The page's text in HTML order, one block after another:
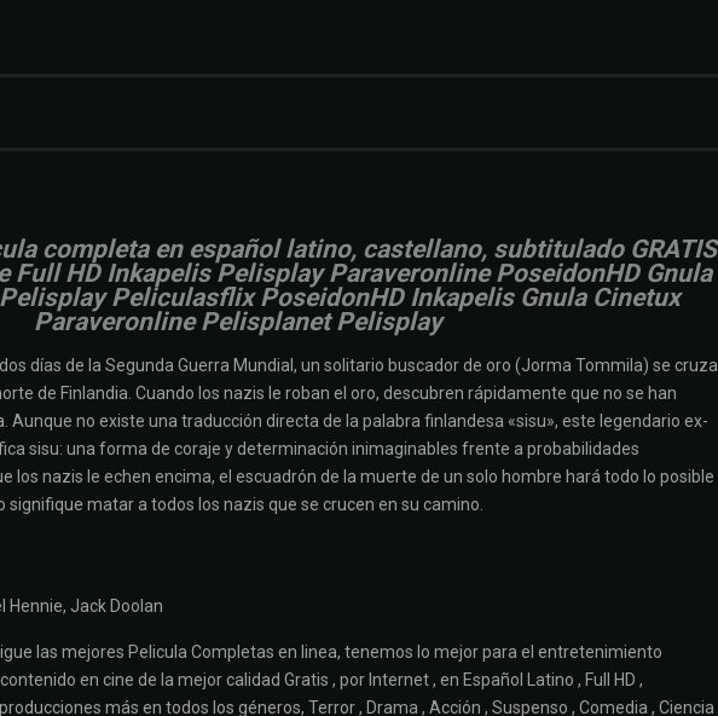
completa en español latino, castellano, subtitulado GRATIS
Full HD Inkapelis Pelisplay Paraveronline PoseidonHD Gnula
Peliculasflix PoseidonHD Inkapelis Gnula Cinetux
Paraveronline Pelisplanet Pelisplay
días de la Segunda Guerra Mundial, un solitario buscador de oro (Jorma Tommila) se cruza
de Finlandia. Cuando los nazis le roban el oro, descubren rápidamente que no se han
Aunque no existe una traducción directa de la palabra finlandesa «sisu», este legendario ex-
sisu: una forma de coraje y determinación inimaginables frente a probabilidades
los nazis le echen encima, el escuadrón de la muerte de un solo hombre hará todo lo posible
signifique matar a todos los nazis que se crucen en su camino.
Hennie, Jack Doolan
las mejores Pelicula Completas en linea, tenemos lo mejor para el entretenimiento
en cine de la mejor calidad Gratis , por Internet , en Español Latino , Full HD ,
más en todos los géneros, Terror , Drama , Acción , Suspenso , Comedia , Ciencia